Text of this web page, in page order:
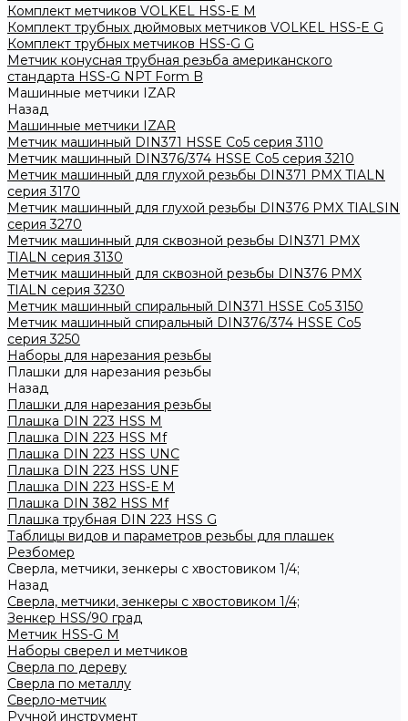
Комплект метчиков VOLKEL HSS-E M
Комплект трубных дюймовых метчиков VOLKEL HSS-E G
Комплект трубных метчиков HSS-G G
Метчик конусная трубная резьба американского
стандарта HSS-G NPT Form B
Машинные метчики IZAR
Назад
Машинные метчики IZAR
Метчик машинный DIN371 HSSE Co5 серия 3110
Метчик машинный DIN376/374 HSSE Co5 серия 3210
Метчик машинный для глухой резьбы DIN371 PMX TIALN
серия 3170
Метчик машинный для глухой резьбы DIN376 PMX TIALSIN
серия 3270
Метчик машинный для сквозной резьбы DIN371 PMX
TIALN серия 3130
Метчик машинный для сквозной резьбы DIN376 PMX
TIALN серия 3230
Метчик машинный спиральный DIN371 HSSE Co5 3150
Метчик машинный спиральный DIN376/374 HSSE Co5
серия 3250
Наборы для нарезания резьбы
Плашки для нарезания резьбы
Назад
Плашки для нарезания резьбы
Плашка DIN 223 HSS M
Плашка DIN 223 HSS Mf
Плашка DIN 223 HSS UNC
Плашка DIN 223 HSS UNF
Плашка DIN 223 HSS-Е M
Плашка DIN 382 HSS Mf
Плашка трубная DIN 223 HSS G
Таблицы видов и параметров резьбы для плашек
Резбомер
Сверла, метчики, зенкеры с хвостовиком 1/4;
Назад
Сверла, метчики, зенкеры с хвостовиком 1/4;
Зенкер HSS/90 град
Метчик HSS-G М
Наборы сверел и метчиков
Сверла по дереву
Сверла по металлу
Сверло-метчик
Ручной инструмент